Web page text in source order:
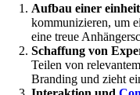
Aufbau einer
kommunizieren, um
eine treue
Schaffung von
Teilen von
Branding und zieht